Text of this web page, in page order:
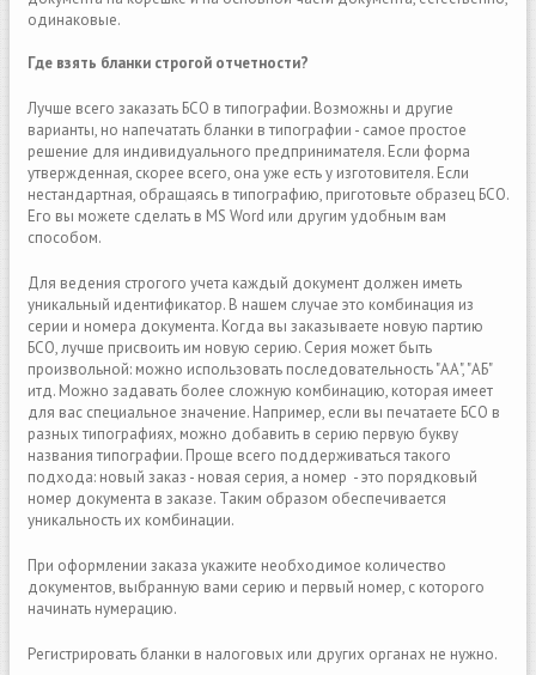
одинаковые.
Где взять бланки строгой отчетности?
Лучше всего заказать БСО в типографии. Возможны и другие
варианты, но напечатать бланки в типографии - самое простое
решение для индивидуального предпринимателя. Если форма
утвержденная, скорее всего, она уже есть у изготовителя. Если
нестандартная, обращаясь в типографию, приготовьте образец БСО.
Его вы можете сделать в MS Word или другим удобным вам
способом.
Для ведения строгого учeта каждый документ должен иметь
уникальный идентификатор. В нашем случае это комбинация из
серии и номера документа. Когда вы заказываете новую партию
БСО, лучше присвоить им новую серию. Серия может быть
произвольной: можно использовать последовательность "АА", "АБ"
итд. Можно задавать более сложную комбинацию, которая имеет
для вас специальное значение. Например, если вы печатаете БСО в
разных типографиях, можно добавить в серию первую букву
названия типографии. Проще всего поддерживаться такого
подхода: новый заказ - новая серия, а номер - это порядковый
номер документа в заказе. Таким образом обеспечивается
уникальность их комбинации.
При оформлении заказа укажите необходимое количество
документов, выбранную вами серию и первый номер, с которого
начинать нумерацию.
Регистрировать бланки в налоговых или других органах не нужно.